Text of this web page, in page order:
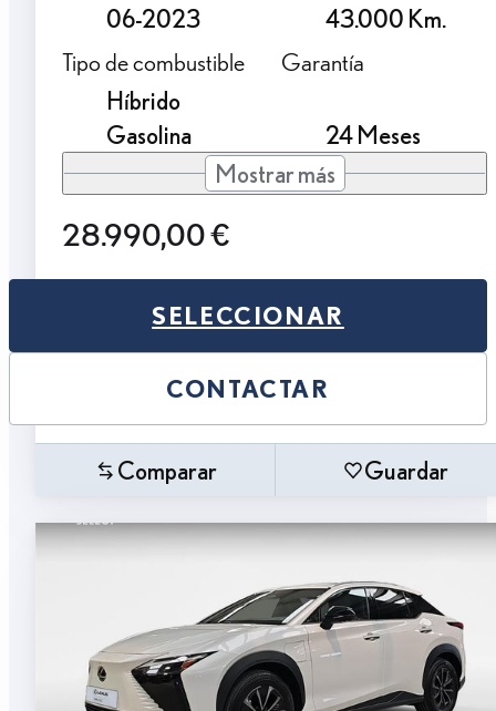
06-2023
43.000 Km.
Tipo de combustible
Híbrido
Gasolina
Garantía
24 Meses
Mostrar más
28.990,00 €
SELECCIONAR
CONTACTAR
Comparar Guardar